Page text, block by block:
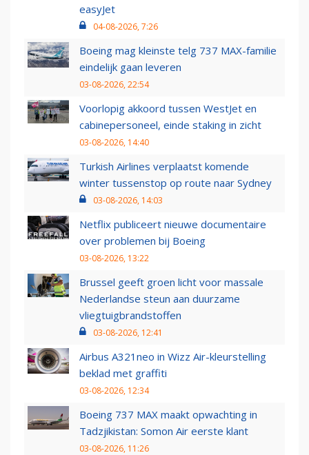
easyJet
04-08-2026, 7:26
Boeing mag kleinste telg 737 MAX-familie
eindelijk gaan leveren
03-08-2026, 22:54
Voorlopig akkoord tussen WestJet en
cabinepersoneel, einde staking in zicht
03-08-2026, 14:40
Turkish Airlines verplaatst komende
winter tussenstop op route naar Sydney
03-08-2026, 14:03
Netflix publiceert nieuwe documentaire
over problemen bij Boeing
03-08-2026, 13:22
Brussel geeft groen licht voor massale
Nederlandse steun aan duurzame
vliegtuigbrandstoffen
03-08-2026, 12:41
Airbus A321neo in Wizz Air-kleurstelling
beklad met graffiti
03-08-2026, 12:34
Boeing 737 MAX maakt opwachting in
Tadzjikistan: Somon Air eerste klant
03-08-2026, 11:26